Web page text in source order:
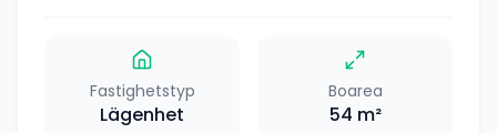
Fastighetstyp
Lägenhet
Boarea
54 m²